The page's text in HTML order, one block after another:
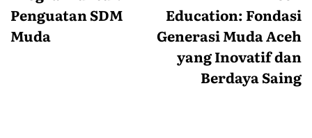
Penguatan SDM
Muda
Education: Fondasi
Generasi Muda Aceh
yang Inovatif dan
Berdaya Saing